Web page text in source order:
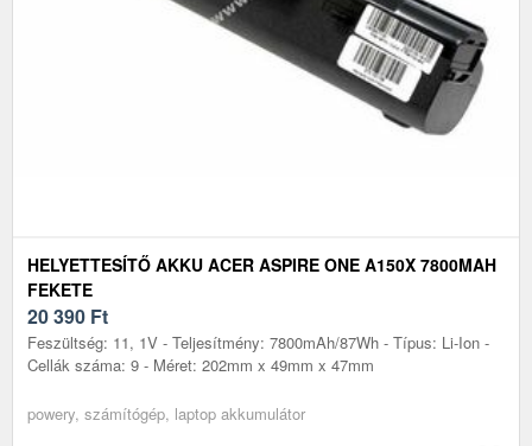
HELYETTESÍTŐ AKKU ACER ASPIRE ONE A150X 7800MAH
FEKETE
20 390 Ft
Feszültség: 11, 1V - Teljesítmény: 7800mAh/87Wh - Típus: Li-Ion -
Cellák száma: 9 - Méret: 202mm x 49mm x 47mm
powery, számítógép, laptop akkumulátor